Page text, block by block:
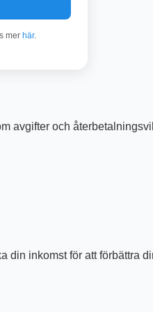
mer här.
avgifter och
din inkomst för att förbättra